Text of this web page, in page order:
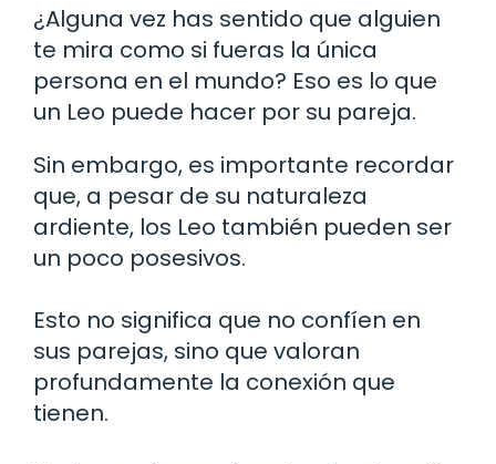
¿Alguna vez has sentido que alguien
te mira como si fueras la única
persona en el mundo? Eso es lo que
un Leo puede hacer por su pareja.
Sin embargo, es importante recordar
que, a pesar de su naturaleza
ardiente, los Leo también pueden ser
un poco posesivos.
Esto no significa que no confíen en
sus parejas, sino que valoran
profundamente la conexión que
tienen.